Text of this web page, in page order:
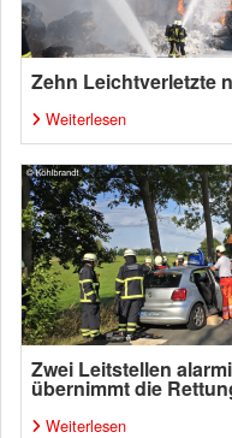
Zehn Leichtverletzte
Weiterlesen
Zwei Leitstellen
übernimmt die
Weiterlesen